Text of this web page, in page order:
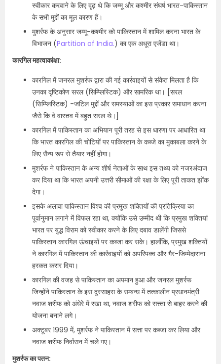
स्वीकार करवाने के लिए दृढ़ थे कि जम्मू और कश्मीर संघर्ष भारत-पाकिस्तान
के सभी मुद्दों का मूल कारण हैं।
मुशर्रफ के अनुसार जम्मू-कश्मीर को पाकिस्तान में शामिल करना भारत के
विभाजन (Partition of India.) का एक अधूरा एजेंडा था।
कारगिल महत्वाकांक्षा:
कारगिल में जनरल मुशर्रफ द्वारा की गई कार्रवाइयों से संकेत मिलता है कि
उनका दृष्टिकोण सरल (सिम्प्लिस्टिक) और सामरिक था। [सरल
(सिम्प्लिस्टिक) -जटिल मुद्दों और समस्याओं का इस प्रकार समाधान करना
जैसे कि वे वास्तव में बहुत सरल थे।]
कारगिल में पाकिस्तान का अभियान पूरी तरह से इस धारणा पर आधारित था
कि भारत कारगिल की चोटियों पर पाकिस्तान के कब्जे का मुकाबला करने के
लिए सैन्य रूप से तैयार नहीं होगा।
मुशर्रफ ने पाकिस्तान के अन्य शीर्ष नेताओं के साथ इस तथ्य को नजरअंदाज
कर दिया था कि भारत अपनी उत्तरी सीमाओं की रक्षा के लिए पूरी ताकत झोंक
देगा।
इसके अलावा पाकिस्तान विश्व की प्रमुख शक्तियों की प्रतिक्रिया का
पूर्वानुमान लगाने में विफल रहा था, क्योंकि उसे उम्मीद थी कि प्रमुख शक्तियां
भारत पर युद्ध विराम को स्वीकार करने के लिए दबाव डालेंगी जिससे
पाकिस्तान कारगिल ऊंचाइयों पर कब्जा कर सके। हालाँकि, प्रमुख शक्तियों
ने कारगिल में पाकिस्तान की कार्रवाइयों को अपरिपक्व और गैर-जिम्मेदाराना
हरकत करार दिया।
कारगिल की वजह से पाकिस्तान का अपमान हुआ और जनरल मुशर्रफ
जिन्होंने पाकिस्तान के इस दुस्साहस के सम्बन्ध में तत्कालीन प्रधानमंत्री
नवाज शरीफ को अंधेरे में रखा था, नवाज शरीफ को सत्त्ता से बाहर करने की
योजना बनाने लगे।
अक्टूबर 1999 में, मुशर्रफ ने पाकिस्तान में सत्ता पर कब्जा कर लिया और
नवाज शरीफ निर्वासन में चले गए।
मुशर्रफ का पतन: